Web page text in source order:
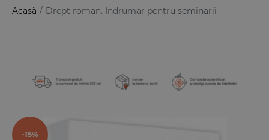
Acasă / Drept roman. Indrumar pentru seminarii
-15%